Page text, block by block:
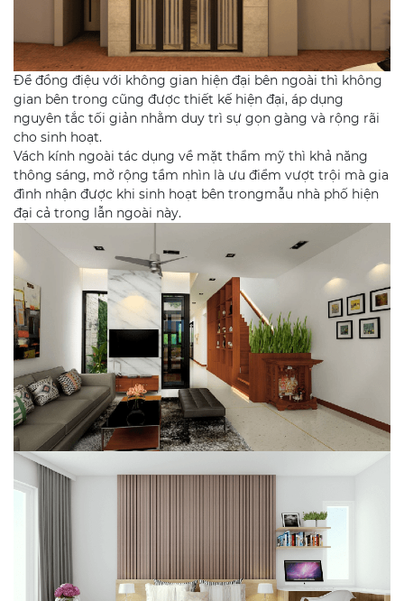
Để đồng điệu với không gian hiện đại bên ngoài thì không
gian bên trong cũng được thiết kế hiện đại, áp dụng
nguyên tắc tối giản nhằm duy trì sự gọn gàng và rộng rãi
cho sinh hoạt.
Vách kính ngoài tác dụng về mặt thẩm mỹ thì khả năng
thông sáng, mở rộng tầm nhìn là ưu điểm vượt trội mà gia
đình nhận được khi sinh hoạt bên trongmẫu nhà phố hiện
đại cả trong lẫn ngoài này.